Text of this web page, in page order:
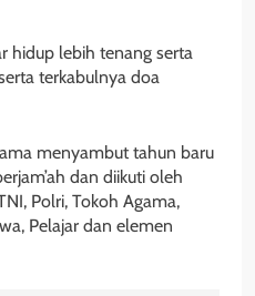
hidup lebih tenang serta
terkabulnya doa
menyambut tahun baru
dan diikuti oleh
Polri, Tokoh Agama,
Pelajar dan elemen